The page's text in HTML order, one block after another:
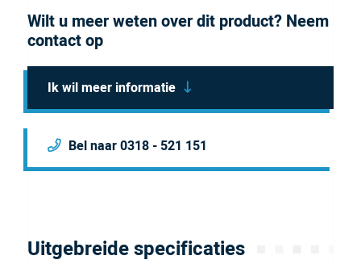
Wilt u meer weten over dit product? Neem
contact op
Ik wil meer informatie
Bel naar 0318 - 521 151
Uitgebreide specificaties